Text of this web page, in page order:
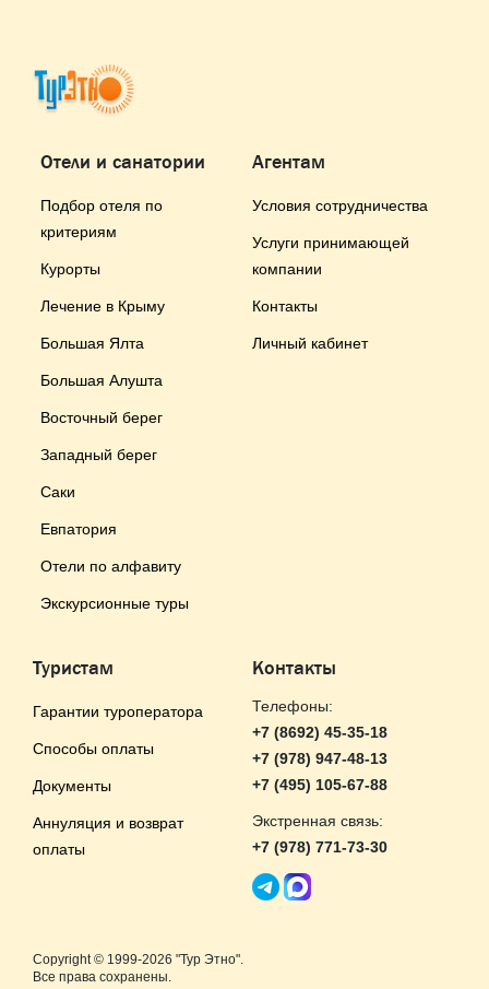
Copyright © 1999-2026 "Тур Этно".
Все права сохранены.
Отели и санатории
Подбор отеля по
критериям
Курорты
Лечение в Крыму
Большая Ялта
Большая Алушта
Восточный берег
Западный берег
Саки
Евпатория
Отели по алфавиту
Экскурсионные туры
Контакты
Телефоны:
+7 (8692) 45-35-18
+7 (978) 947-48-13
+7 (495) 105-67-88
Экстренная связь:
+7 (978) 771-73-30
Туристам
Гарантии туроператора
Способы оплаты
Документы
Аннуляция и возврат
оплаты
Агентам
Условия сотрудничества
Услуги принимающей
компании
Контакты
Личный кабинет